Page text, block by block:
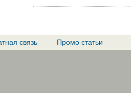
связь Промо статьи